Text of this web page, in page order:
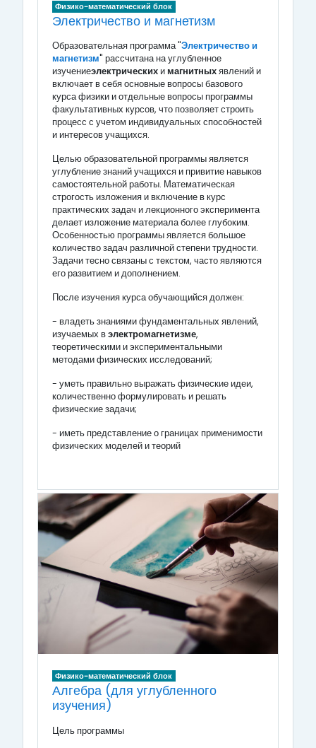
Физико-математический блок
Электричество и магнетизм
Образовательная программа "Электричество и
магнетизм" рассчитана на углубленное
изучениеэлектрических и магнитныхявлений и
включает в себя основные вопросы базового
курса физики и отдельные вопросы программы
факультативных курсов, что позволяет строить
процесс с учетом индивидуальных способностей
и интересов учащихся.
Целью образовательной программы является
углубление знаний учащихся и привитие навыков
самостоятельной работы. Математическая
строгость изложения и включение в курс
практических задач и лекционного эксперимента
делает изложение материала более глубоким.
Особенностью программы является большое
количество задач различной степени трудности.
Задачи тесно связаны с текстом, часто являются
его развитием и дополнением.
После изучения курса обучающийся должен:
- владеть знаниями фундаментальных явлений,
изучаемых вэлектромагнетизме,
теоретическими и экспериментальными
методами физических исследований;
- уметь правильно выражать физические идеи,
количественно формулировать и решать
физические задачи;
- иметь представление о границах применимости
физических моделей и теорий
Физико-математический блок
Алгебра (для углубленного
изучения)
Цель программы